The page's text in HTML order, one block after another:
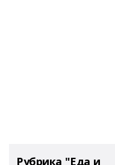
Рубрика "Еда и